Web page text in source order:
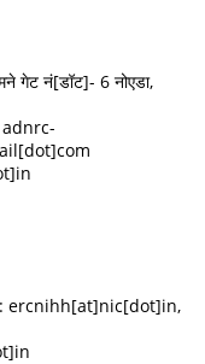
गेट नं[डॉट]- 6 नोएडा,
adnrc-
ercnihh[at]nic[dot]in,